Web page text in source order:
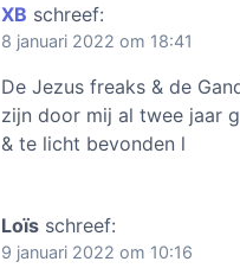
XB schreef:
8 januari 2022 om 18:41
De Jezus freaks & de
zijn door mij al twee jaar
& te licht bevonden l
Loïs schreef:
9 januari 2022 om 10:16